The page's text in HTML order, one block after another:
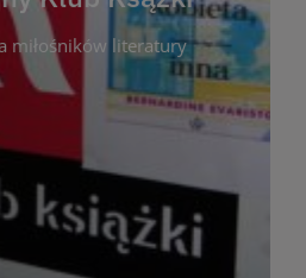
miłośników literatury
Klub Ksążki
Książki to przestrzeń dla
którzy lubią dzielić się
po lekturze. Spotykamy się
o wybranych tytułach z
Każde spotkanie to
dyskusji, wymiany